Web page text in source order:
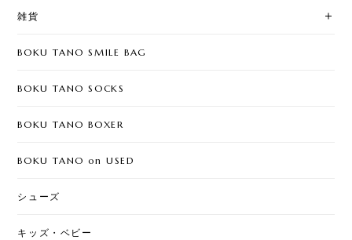
雑貨
BOKU TANO SMILE BAG
BOKU TANO SOCKS
BOKU TANO BOXER
BOKU TANO on USED
シューズ
キッズ・ベビー